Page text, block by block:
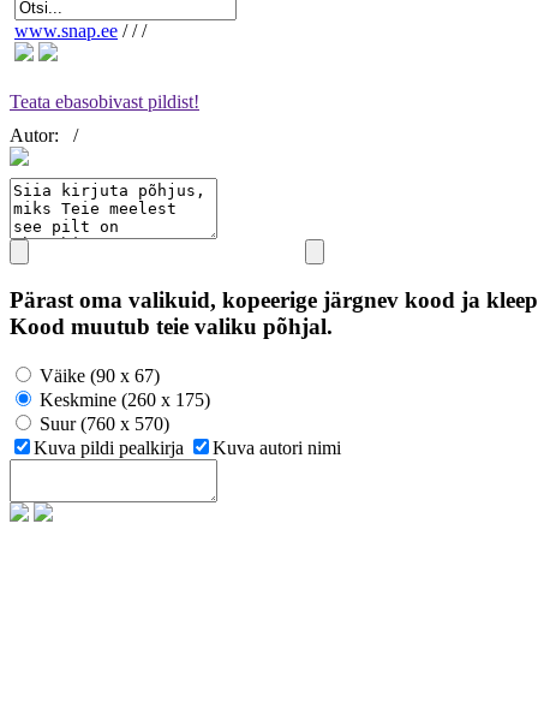
www.snap.ee / / /
Teata ebasobivast pildist!
Autor:
/
Pärast oma valikuid, kopeerige järgnev kood ja
Kood muutub teie valiku põhjal.
Väike (90 x 67)
Keskmine (260 x 175)
Suur (760 x 570)
Kuva pildi pealkirja
Kuva autori nimi